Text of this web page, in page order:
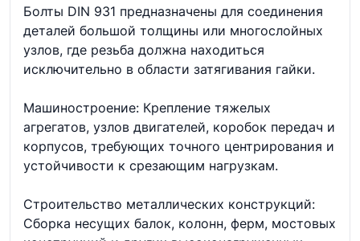
Болты DIN 931 предназначены для соединения
деталей большой толщины или многослойных
узлов, где резьба должна находиться
исключительно в области затягивания гайки.
Машиностроение: Крепление тяжелых
агрегатов, узлов двигателей, коробок передач и
корпусов, требующих точного центрирования и
устойчивости к срезающим нагрузкам.
Строительство металлических конструкций:
Сборка несущих балок, колонн, ферм, мостовых